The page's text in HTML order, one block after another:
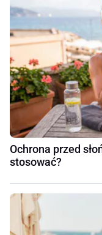
Ochrona przed
stosować?